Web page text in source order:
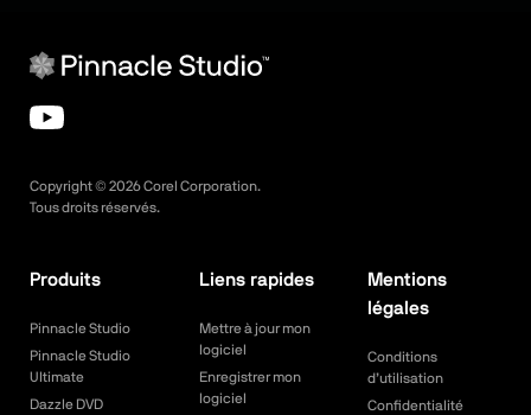
Copyright © 2026Corel Corporation.
Tous droits réservés.
Produits
Pinnacle Studio
Pinnacle Studio
Ultimate
Dazzle DVD
Liens rapides
Mettre à jour mon
logiciel
Enregistrer mon
logiciel
Mentions
légales
Conditions
d’utilisation
Confidentialité